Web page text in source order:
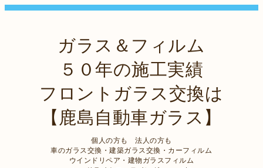
ガラス＆フィルム
５０年の施工実績
フロントガラス交換は
【鹿島自動車ガラス】
個人の方も 法人の方も
車のガラス交換・建築ガラス交換・カーフィルム
ウインドリペア・建物ガラスフィルム